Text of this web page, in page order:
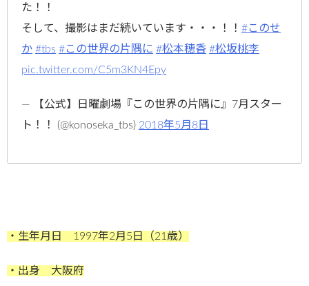
た！！
そして、撮影はまだ続いています・・・！！ #このせ
か #tbs #この世界の片隅に #松本穂香 #松坂桃李
pic.twitter.com/C5m3KN4Epy
— 【公式】日曜劇場『この世界の片隅に』7月スター
ト！！ (@konoseka_tbs) 2018年5月8日
・生年月日 1997年2月5日（21歳）
・出身 大阪府